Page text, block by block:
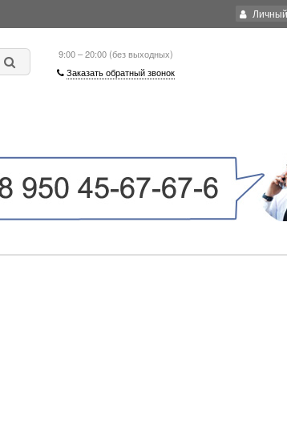
9:00 – 20:00 (без выходных)
Заказать обратный звонок